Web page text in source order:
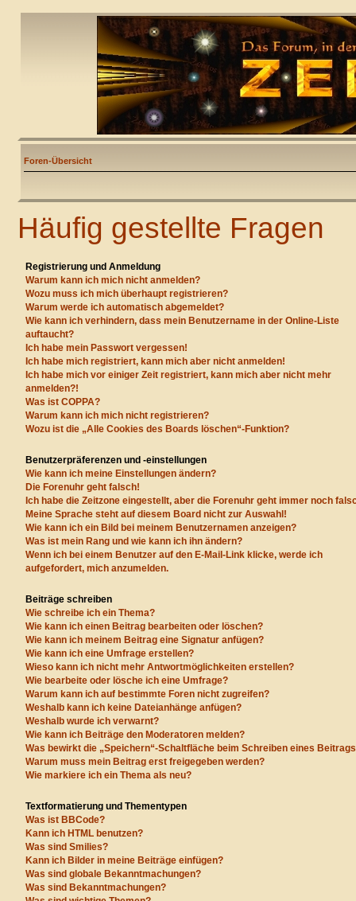
Foren-Übersicht
Häufig gestellte Fragen
Registrierung und Anmeldung
Warum kann ich mich nicht anmelden?
Wozu muss ich mich überhaupt registrieren?
Warum werde ich automatisch abgemeldet?
Wie kann ich verhindern, dass mein Benutzername in der Online-Liste
auftaucht?
Ich habe mein Passwort vergessen!
Ich habe mich registriert, kann mich aber nicht anmelden!
Ich habe mich vor einiger Zeit registriert, kann mich aber nicht mehr
anmelden?!
Was ist COPPA?
Warum kann ich mich nicht registrieren?
Wozu ist die „Alle Cookies des Boards löschen“-Funktion?
Benutzerpräferenzen und -einstellungen
Wie kann ich meine Einstellungen ändern?
Die Forenuhr geht falsch!
Ich habe die Zeitzone eingestellt, aber die Forenuhr geht immer noch
Meine Sprache steht auf diesem Board nicht zur Auswahl!
Wie kann ich ein Bild bei meinem Benutzernamen anzeigen?
Was ist mein Rang und wie kann ich ihn ändern?
Wenn ich bei einem Benutzer auf den E-Mail-Link klicke, werde ich
aufgefordert, mich anzumelden.
Beiträge schreiben
Wie schreibe ich ein Thema?
Wie kann ich einen Beitrag bearbeiten oder löschen?
Wie kann ich meinem Beitrag eine Signatur anfügen?
Wie kann ich eine Umfrage erstellen?
Wieso kann ich nicht mehr Antwortmöglichkeiten erstellen?
Wie bearbeite oder lösche ich eine Umfrage?
Warum kann ich auf bestimmte Foren nicht zugreifen?
Weshalb kann ich keine Dateianhänge anfügen?
Weshalb wurde ich verwarnt?
Wie kann ich Beiträge den Moderatoren melden?
Was bewirkt die „Speichern“-Schaltfläche beim Schreiben eines
Warum muss mein Beitrag erst freigegeben werden?
Wie markiere ich ein Thema als neu?
Textformatierung und Thementypen
Was ist BBCode?
Kann ich HTML benutzen?
Was sind Smilies?
Kann ich Bilder in meine Beiträge einfügen?
Was sind globale Bekanntmachungen?
Was sind Bekanntmachungen?